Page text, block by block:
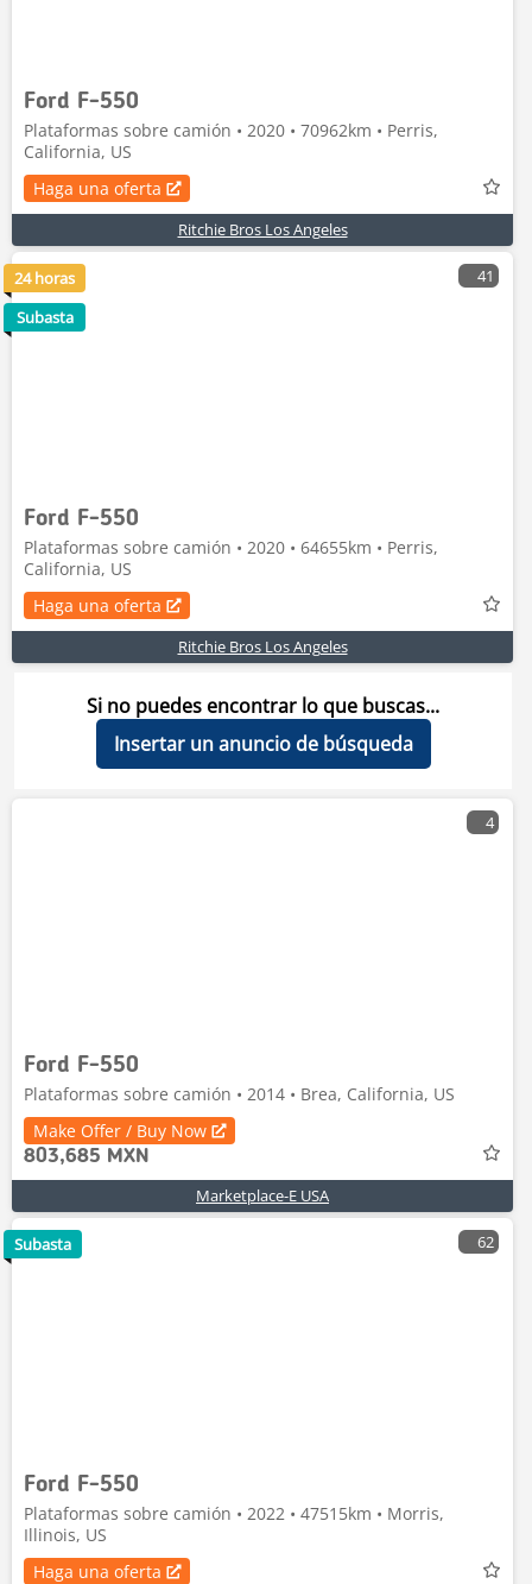
Ford F-550
Plataformas sobre camión • 2020 • 70962km • Perris,
California, US
Haga una oferta
Ritchie Bros Los Angeles
41
Ford F-550
Plataformas sobre camión • 2020 • 64655km • Perris,
California, US
Haga una oferta
Ritchie Bros Los Angeles
24 horas
Subasta
Si no puedes encontrar lo que buscas...
Insertar un anuncio de búsqueda
4
Ford F-550
Plataformas sobre camión • 2014 • Brea, California, US
Make Offer / Buy Now
803,685 MXN
Marketplace-E USA
62
Ford F-550
Plataformas sobre camión • 2022 • 47515km • Morris,
Illinois, US
Haga una oferta
Subasta